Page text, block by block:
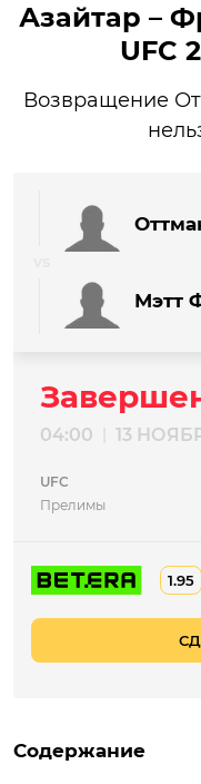
Азайтар –
UFC
Возвращение
Мэтт
04:00 13
UFC
Прелимы
1.95
Содержание